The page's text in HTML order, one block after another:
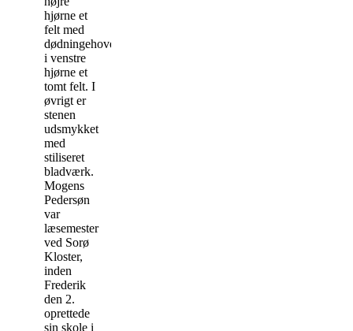
hjørne et
felt med
dødningehoved,
i venstre
hjørne et
tomt felt. I
øvrigt er
stenen
udsmykket
med
stiliseret
bladværk.
Mogens
Pedersøn
var
læsemester
ved Sorø
Kloster,
inden
Frederik
den 2.
oprettede
sin skole i